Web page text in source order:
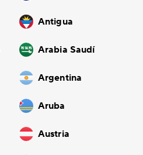
Antigua
Arabia Saudí
Argentina
Aruba
Austria